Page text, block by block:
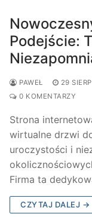
Podejście:
PAWEŁ 29
0 KOMENTARZY
Strona
wirtualne drzwi
uroczystości i
Firma ta
CZYTAJ DALEJ →